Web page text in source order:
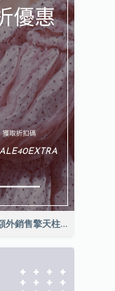
女時尚額外銷售擎天柱廣告